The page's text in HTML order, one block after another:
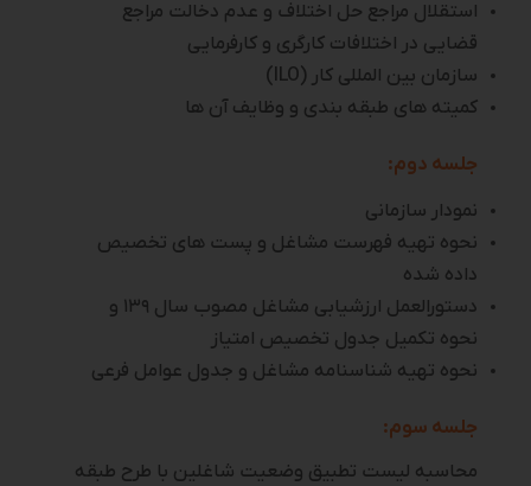
استقلال مراجع حل اختلاف و عدم دخالت مراجع
قضایی در اختلافات کارگری و کارفرمایی
سازمان بین المللی کار (ILO)
کمیته های طبقه بندی و وظایف آن ها
جلسه دوم:
نمودار سازمانی
نحوه تهیه فهرست مشاغل و پست های تخصیص
داده شده
دستورالعمل ارزشیابی مشاغل مصوب سال ۱۳۹ و
نحوه تکمیل جدول تخصیص امتیاز
نحوه تهیه شناسنامه مشاغل و جدول عوامل فرعی
جلسه سوم:
محاسبه لیست تطبیق وضعیت شاغلین با طرح طبقه